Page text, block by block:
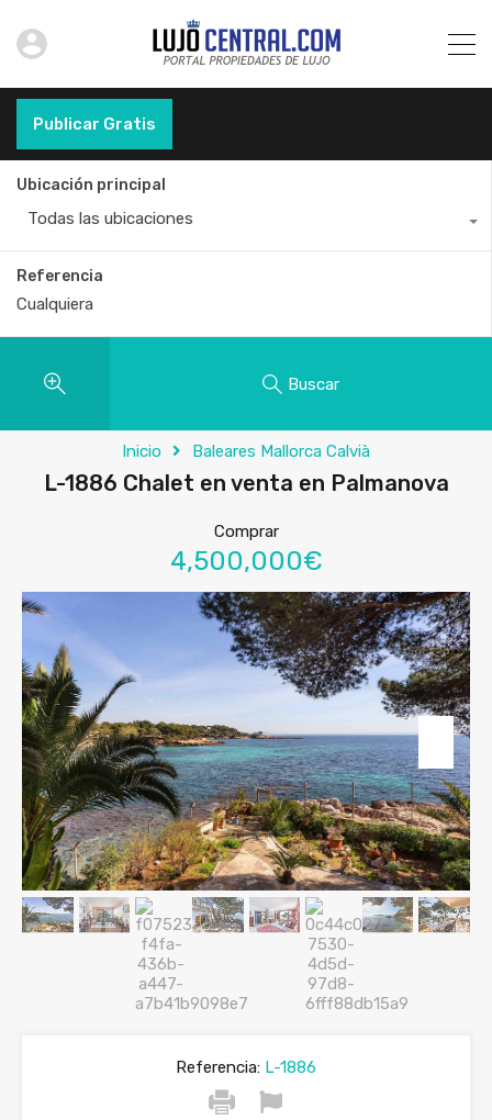
Publicar Gratis
Ubicación principal
Todas las ubicaciones
Referencia
Buscar
Inicio Baleares Mallorca Calvià
L-1886 Chalet en venta en Palmanova
Comprar
4,500,000€
Referencia: L-1886